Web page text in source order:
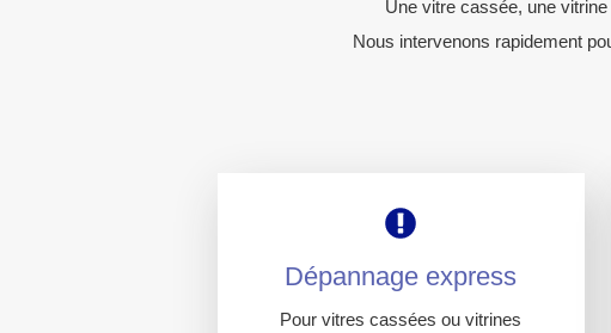
Une vitre cassée, une
Nous intervenons rapidement
Dépannage express
Pour vitres cassées ou vitrines